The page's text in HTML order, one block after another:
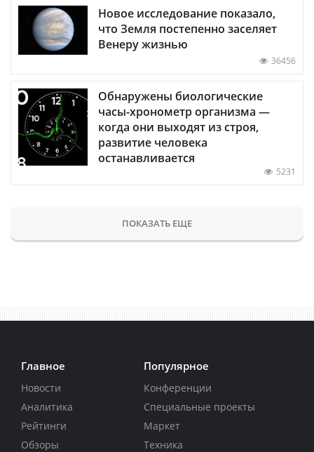
Новое исследование показало,
что Земля постепенно заселяет
Венеру жизнью
36456
Обнаружены биологические
часы-хронометр организма —
когда они выходят из строя,
развитие человека
останавливается
5231
ПОКАЗАТЬ ЕЩЕ
Главное
Новости
Аналитика
Рейтинги
Обзоры
Популярное
Конференции
Специальные проекты
Маркет
Техника